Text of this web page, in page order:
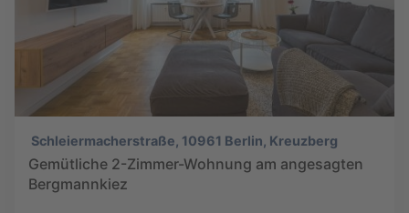
Schleiermacherstraße, 10961 Berlin, Kreuzberg
Gemütliche 2-Zimmer-Wohnung am angesagten
Bergmannkiez